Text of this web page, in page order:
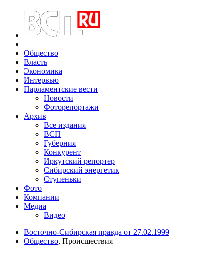
Общество
Власть
Экономика
Интервью
Парламентские вести
Новости
Фоторепортажи
Архив
Все издания
ВСП
Губерния
Конкурент
Иркутский репортер
Сибирский энергетик
Ступеньки
Фото
Компании
Медиа
Видео
Восточно-Сибирская правда от 27.02.1999
Общество, Происшествия